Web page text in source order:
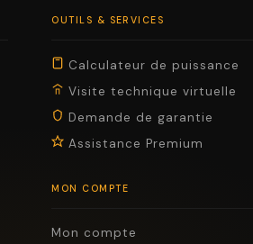
OUTILS & SERVICES
Calculateur de puissance
Visite technique virtuelle
Demande de garantie
Assistance Premium
MON COMPTE
Mon compte